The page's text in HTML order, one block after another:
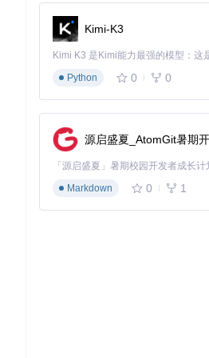
输入核心提示词："卡通风格
选择风格模板："卡通插画" + "
启用"构图引导"功能，选择"环
调整参数：分辨率1200×800，
💡预期结果：获得一张符合教学
2.3 室内设计：快速生成空间概念
场景需求：为客户展示北欧风格
Kimi-K3
Python
0 0
源启盛夏_AtomGit暑期
Markdown
0 1